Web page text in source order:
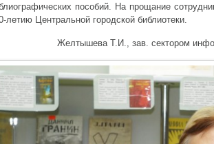
пособий. На прощание
летию Центральной городской библиотеки.
Желтышева Т.И., зав. сектором